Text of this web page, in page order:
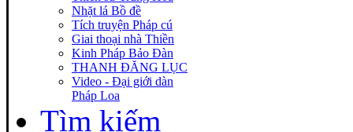
Nhặt lá Bồ đề
Tích truyện Pháp cú
Giai thoại nhà Thiền
Kinh Pháp Bảo Đàn
THANH ĐĂNG LỤC
Video - Đại giới dàn
Pháp Loa
Tìm kiếm